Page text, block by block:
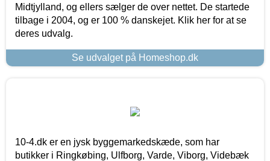
Midtjylland, og ellers sælger de over nettet. De startede
tilbage i 2004, og er 100 % danskejet. Klik her for at se
deres udvalg.
Se udvalget på Homeshop.dk
10-4.dk er en jysk byggemarkedskæde, som har
butikker i Ringkøbing, Ulfborg, Varde, Viborg, Videbæk